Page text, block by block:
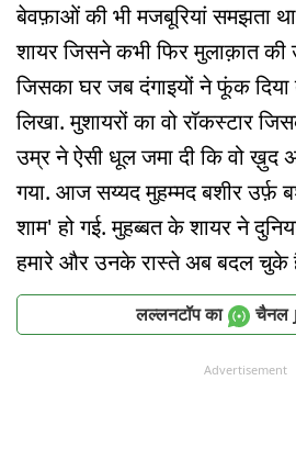
बेवफ़ाओं की भी मजबूरियां समझता
शायर जिसने कभी फिर मुलाक़ात की
जिसका घर जब दंगाइयों ने फूंक
लिखा. मुशायरों का वो रॉकस्टार
उम्र ने ऐसी धूल जमा दी कि वो ख़ुद
गया. आज सय्यद मुहम्मद बशीर उर्फ़
शाम' हो गई. मुहब्बत के शायर ने
हमारे और उनके रास्ते अब बदल चुके
लल्लनटॉप का चैनल
Advertisement